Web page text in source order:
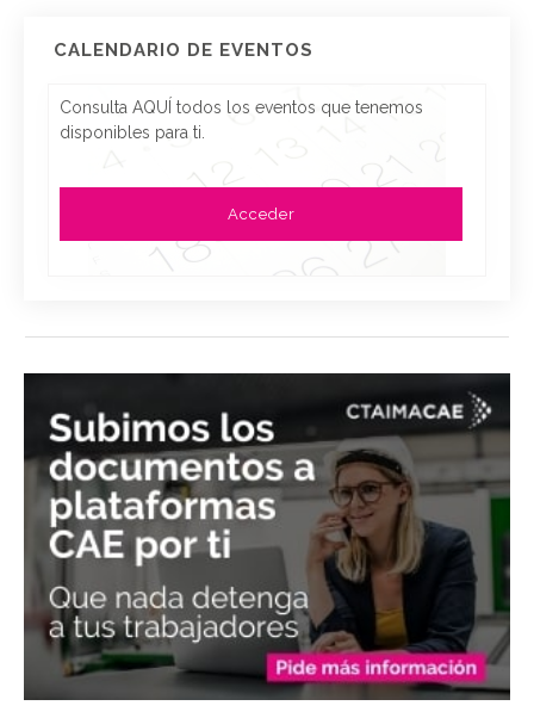
CALENDARIO DE EVENTOS
Consulta AQUÍ todos los eventos que tenemos
disponibles para ti.
Acceder